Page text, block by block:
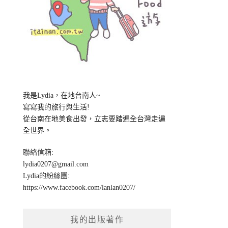
我是Lydia，在地台南人~
寫寫我的旅行與生活!
從台南在地美食出發，立志要踏遍全台灣走遍
全世界。
聯絡信箱:
lydia0207@gmail.com
Lydia的紛絲團:
https://www.facebook.com/lanlan0207/
我的出版著作